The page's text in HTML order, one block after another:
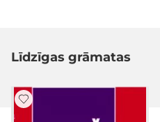
Līdzīgas grāmatas